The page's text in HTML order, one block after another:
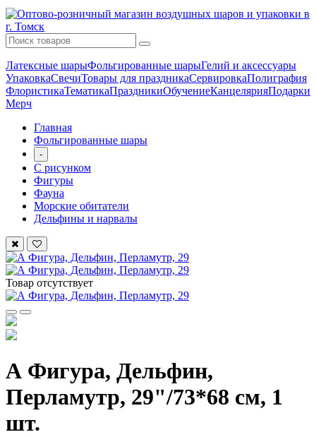
Латексные шарыФольгированные шарыГелий и аксессуары
УпаковкаСвечиТовары для праздникаСервировкаПолиграфия
ФлористикаТематикаПраздникиОбучениеКанцелярияПодарки
Мерч
Главная
Фольгированные шары
-
С рисунком
Фигуры
Фауна
Морские обитатели
Дельфины и нарвалы
Товар отсутствует
А Фигура, Дельфин,
Перламутр, 29"/73*68 см, 1
шт.